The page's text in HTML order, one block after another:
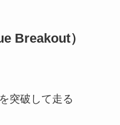
Breakout）
突破して走る